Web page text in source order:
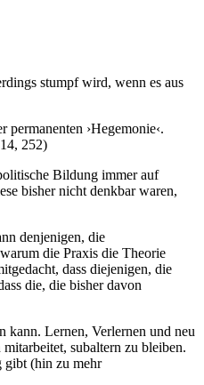
stumpf wird, wenn es aus
›Hegemonie‹.
252)
Bildung immer auf
bisher nicht denkbar waren,
denjenigen, die
die Praxis die Theorie
dass diejenigen, die
die, die bisher davon
kann. Lernen, Verlernen und neu
subaltern zu bleiben.
gibt (hin zu mehr